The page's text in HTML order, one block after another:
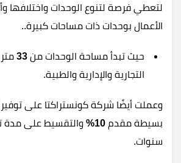
لتعطي فرصة لتنوع الوحدات واختلافها
الأعمال بوحدات ذات مساحات كبيرة..
حيث تبدأ مساحة الوحدات من 33
التجارية والإدارية والطبية.
وعملت أيضًا شركة كونستراكتا على
بسيطة مقدم
والتقسيط على مدة
سنوات.